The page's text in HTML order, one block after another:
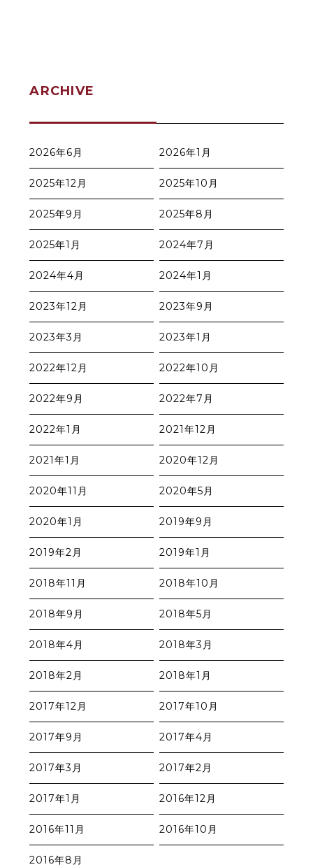
ARCHIVE
2026年6月 2026年1月
2025年12月 2025年10月
2025年9月 2025年8月
2025年1月 2024年7月
2024年4月 2024年1月
2023年12月 2023年9月
2023年3月 2023年1月
2022年12月 2022年10月
2022年9月 2022年7月
2022年1月 2021年12月
2021年1月 2020年12月
2020年11月 2020年5月
2020年1月 2019年9月
2019年2月 2019年1月
2018年11月 2018年10月
2018年9月 2018年5月
2018年4月 2018年3月
2018年2月 2018年1月
2017年12月 2017年10月
2017年9月 2017年4月
2017年3月 2017年2月
2017年1月 2016年12月
2016年11月 2016年10月
2016年8月